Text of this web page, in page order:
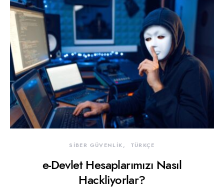
SİBER GÜVENLİK TÜRKÇE
e-Devlet Hesaplarımızı Nasıl
Hackliyorlar?